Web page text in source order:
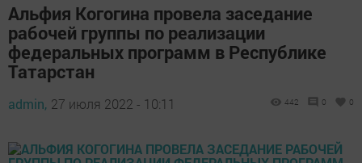
Альфия Когогина провела заседание
рабочей группы по реализации
федеральных программ в Республике
Татарстан
admin, 27 июля 2022 - 10:11 442 0 0